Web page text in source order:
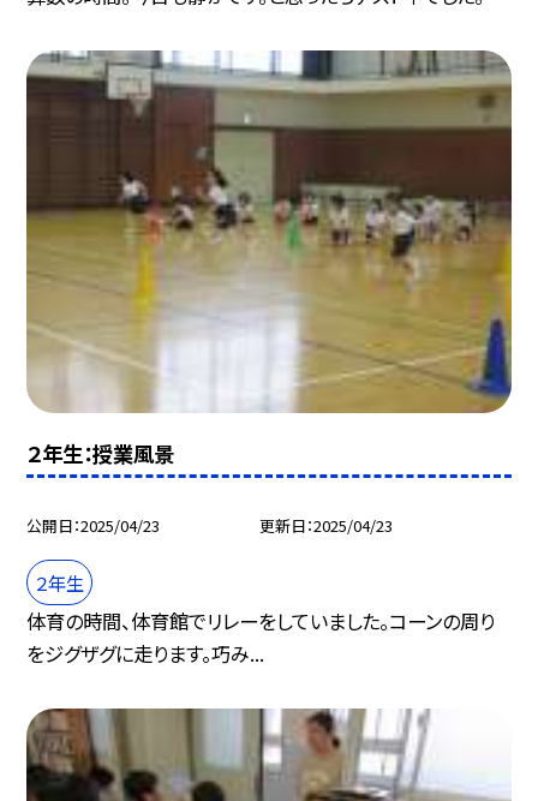
２年生：授業風景
公開日 2025/04/23 更新日 2025/04/23
２年生
体育の時間、体育館でリレーをしていました。コーンの周り
をジグザグに走ります。巧み...